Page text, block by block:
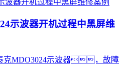
示波器开机过程中黑屏维
克MDO3024示波器，故障